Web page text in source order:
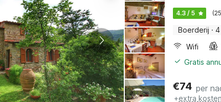
4.3 / 5
Boerderij · 4
Wifi
Gratis
€74 per
+extra kosten